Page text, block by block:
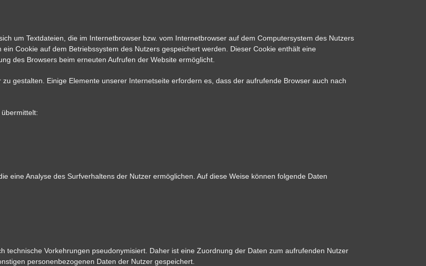
um Textdateien, die im Internetbrowser bzw. vom Internetbrowser auf dem Computersystem des Nutzers
Cookie auf dem Betriebssystem des Nutzers gespeichert werden. Dieser Cookie enthält eine
des Browsers beim erneuten Aufrufen der Website ermöglicht.
gestalten. Einige Elemente unserer Internetseite erfordern es, dass der aufrufende Browser auch nach
eine Analyse des Surfverhaltens der Nutzer ermöglichen. Auf diese Weise können folgende Daten
technische Vorkehrungen pseudonymisiert. Daher ist eine Zuordnung der Daten zum aufrufenden Nutzer
personenbezogenen Daten der Nutzer gespeichert.